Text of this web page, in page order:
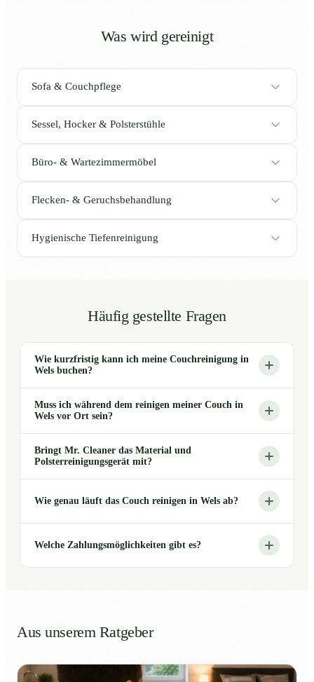
Was wird gereinigt
Sofa & Couchpflege
Sessel, Hocker & Polsterstühle
Büro- & Wartezimmermöbel
Flecken- & Geruchsbehandlung
Hygienische Tiefenreinigung
Häufig gestellte Fragen
Wie kurzfristig kann ich meine Couchreinigung in
Wels buchen?
Muss ich während dem reinigen meiner Couch in
Wels vor Ort sein?
Bringt Mr. Cleaner das Material und
Polsterreinigungsgerät mit?
Wie genau läuft das Couch reinigen in Wels ab?
Welche Zahlungsmöglichkeiten gibt es?
Aus unserem Ratgeber